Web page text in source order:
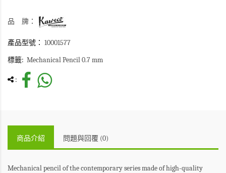
品 牌：
產品型號： 10001577
標籤: Mechanical Pencil 0.7 mm
:
商品介紹 問題與回覆 (0)
Mechanical pencil of the contemporary series made of high-quality